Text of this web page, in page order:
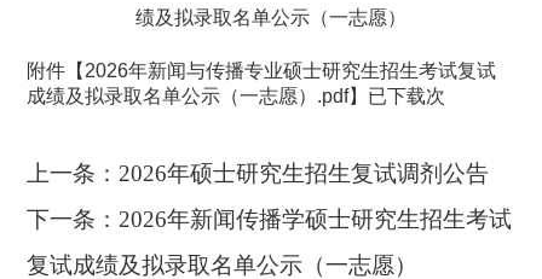
绩及拟录取名单公示（一志愿）
附件【 2026年新闻与传播专业硕士研究生招生考试复试
成绩及拟录取名单公示（一志愿）.pdf】已下载次
上一条： 2026年硕士研究生招生复试调剂公告
下一条： 2026年新闻传播学硕士研究生招生考试
复试成绩及拟录取名单公示（一志愿）